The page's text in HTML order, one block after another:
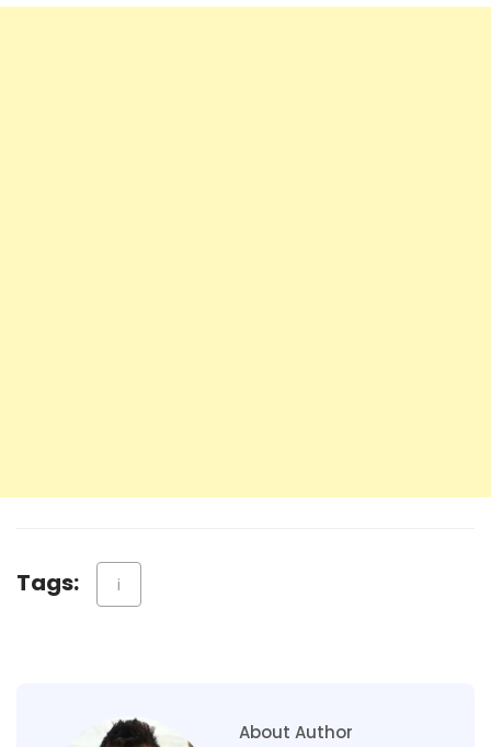
Tags: i
About Author